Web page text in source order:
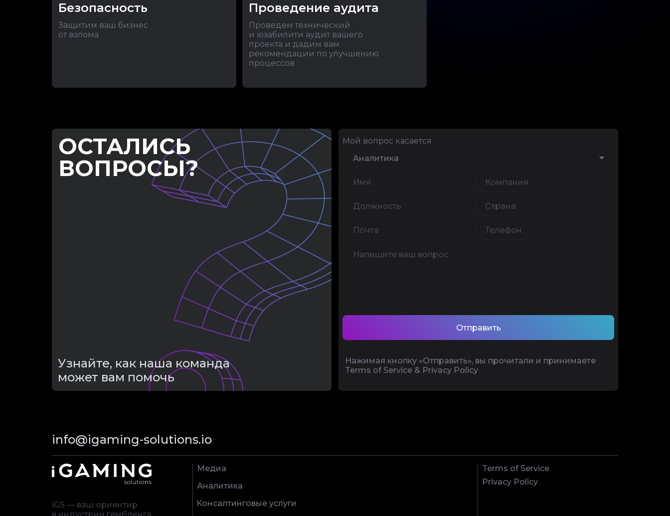
Безопасность
Защитим ваш бизнес
от взлома
Проведение аудита
Проведем технический
и юзабилити аудит вашего
проекта и дадим вам
рекомендации по улучшению
процессов
Мой вопрос касается
Отправить
Нажимая кнопку «Отправить», вы прочитали и принимаете
Terms of Service & Privacy Policy
ОСТАЛИСЬ
ВОПРОСЫ?
Узнайте, как наша команда
может вам помочь
info@igaming-solutions.io
iGS — ваш ориентир
Аналитика
Медиа
Консалтинговые услуги
Terms of Service
Privacy Policy